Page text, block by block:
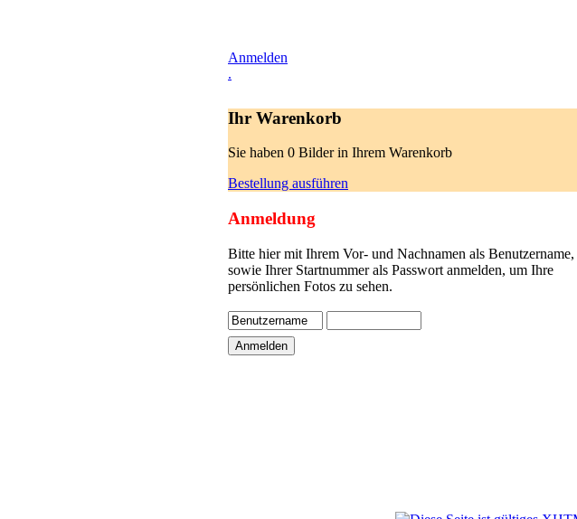
Anmelden
.
Ihr Warenkorb
Sie haben 0 Bilder in Ihrem Warenkorb
Bestellung ausführen
Anmeldung
Bitte hier mit Ihrem Vor- und Nachnamen als Benutzername,
sowie Ihrer Startnummer als Passwort anmelden, um Ihre
persönlichen Fotos zu sehen.